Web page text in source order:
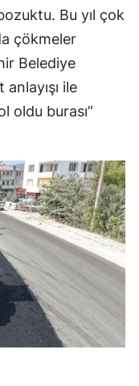
Bu yıl çok
çökmeler
Belediye
ile
oldu burası”